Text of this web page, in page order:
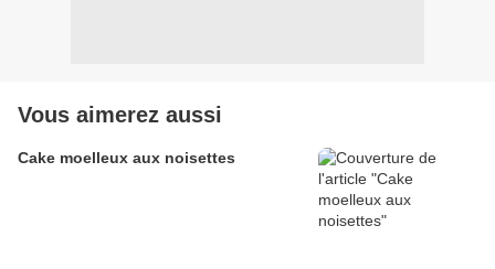
Vous aimerez aussi
Cake moelleux aux noisettes